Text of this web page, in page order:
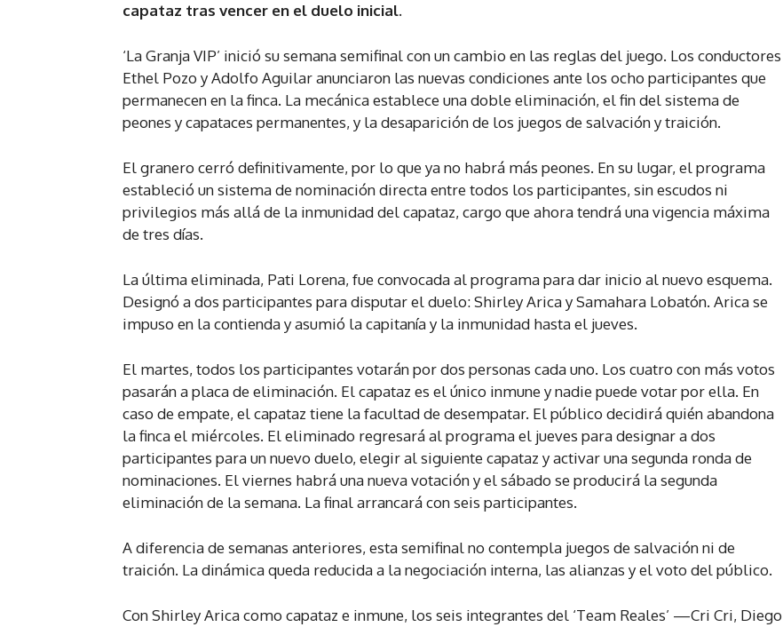
capataz tras vencer en el duelo inicial.
‘La Granja VIP’ inició su semana semifinal con un cambio en las reglas del juego. Los conductores
Ethel Pozo y Adolfo Aguilar anunciaron las nuevas condiciones ante los ocho participantes que
permanecen en la finca. La mecánica establece una doble eliminación, el fin del sistema de
peones y capataces permanentes, y la desaparición de los juegos de salvación y traición.
El granero cerró definitivamente, por lo que ya no habrá más peones. En su lugar, el programa
estableció un sistema de nominación directa entre todos los participantes, sin escudos ni
privilegios más allá de la inmunidad del capataz, cargo que ahora tendrá una vigencia máxima
de tres días.
La última eliminada, Pati Lorena, fue convocada al programa para dar inicio al nuevo esquema.
Designó a dos participantes para disputar el duelo: Shirley Arica y Samahara Lobatón. Arica se
impuso en la contienda y asumió la capitanía y la inmunidad hasta el jueves.
El martes, todos los participantes votarán por dos personas cada uno. Los cuatro con más votos
pasarán a placa de eliminación. El capataz es el único inmune y nadie puede votar por ella. En
caso de empate, el capataz tiene la facultad de desempatar. El público decidirá quién abandona
la finca el miércoles. El eliminado regresará al programa el jueves para designar a dos
participantes para un nuevo duelo, elegir al siguiente capataz y activar una segunda ronda de
nominaciones. El viernes habrá una nueva votación y el sábado se producirá la segunda
eliminación de la semana. La final arrancará con seis participantes.
A diferencia de semanas anteriores, esta semifinal no contempla juegos de salvación ni de
traición. La dinámica queda reducida a la negociación interna, las alianzas y el voto del público.
Con Shirley Arica como capataz e inmune, los seis integrantes del ‘Team Reales’ —Cri Cri, Diego